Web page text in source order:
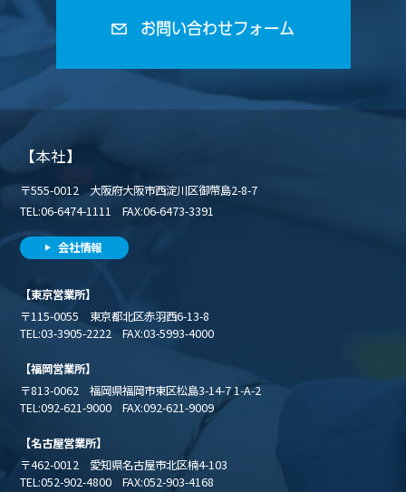
お問い合わせフォーム
【本社】
〒555-0012 大阪府大阪市西淀川区御幣島2-8-7
TEL:06-6474-1111 FAX:06-6473-3391
会社情報
【東京営業所】
〒115-0055 東京都北区赤羽西6-13-8
TEL:03-3905-2222 FAX:03-5993-4000
【福岡営業所】
〒813-0062 福岡県福岡市東区松島3-14-7 1-A-2
TEL:092-621-9000 FAX:092-621-9009
【名古屋営業所】
〒462-0012 愛知県名古屋市北区楠4-103
TEL:052-902-4800 FAX:052-903-4168